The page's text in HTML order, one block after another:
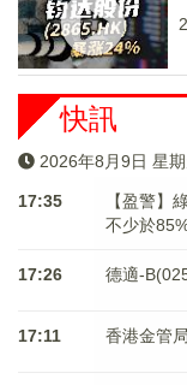
快訊
2026年8月9日 星
17:35
【盈警】
不少於
17:26 德適-
17:11 香港金管